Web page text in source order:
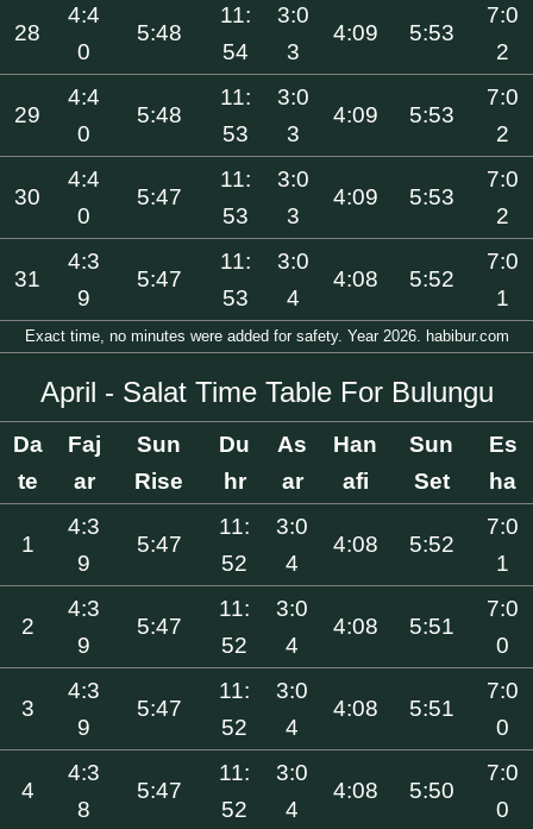
28
4:4
0
5:48
11:
54
3:0
3
4:09 5:53
7:0
2
29
4:4
0
5:48
11:
53
3:0
3
4:09 5:53
7:0
2
30
4:4
0
5:47
11:
53
3:0
3
4:09 5:53
7:0
2
31
4:3
9
5:47
11:
53
3:0
4
4:08 5:52
7:0
1
Exact time, no minutes were added for safety. Year 2026. habibur.com
April - Salat Time Table For Bulungu
Da
te
Faj
ar
Sun
Rise
Du
hr
As
ar
Han
afi
Sun
Set
Es
ha
1
4:3
9
5:47
11:
52
3:0
4
4:08 5:52
7:0
1
2
4:3
9
5:47
11:
52
3:0
4
4:08 5:51
7:0
0
3
4:3
9
5:47
11:
52
3:0
4
4:08 5:51
7:0
0
4
4:3
8
5:47
11:
52
3:0
4
4:08 5:50
7:0
0